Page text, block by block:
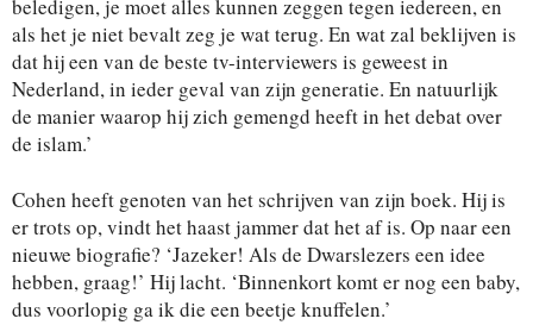
beledigen, je moet alles kunnen zeggen tegen iedereen, en
als het je niet bevalt zeg je wat terug. En wat zal beklijven is
dat hij een van de beste tv-interviewers is geweest in
Nederland, in ieder geval van zijn generatie. En natuurlijk
de manier waarop hij zich gemengd heeft in het debat over
de islam.’
Cohen heeft genoten van het schrijven van zijn boek. Hij is
er trots op, vindt het haast jammer dat het af is. Op naar een
nieuwe biografie? ‘Jazeker! Als de Dwarslezers een idee
hebben, graag!’ Hij lacht. ‘Binnenkort komt er nog een baby,
dus voorlopig ga ik die een beetje knuffelen.’